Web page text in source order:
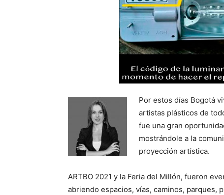
Por estos días Bogotá
artistas plásticos de
fue una gran
mostrándole a la
proyección artística.
ARTBO 2021 y la Feria del Millón, fueron
abriendo espacios, vías, caminos, parques,